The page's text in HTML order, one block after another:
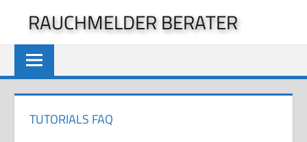
springen
RAUCHMELDER BERATER
TUTORIALS FAQ